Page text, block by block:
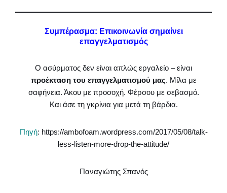
Συμπέρασμα: Επικοινωνία σημαίνει
επαγγελματισμός
Ο ασύρματος δεν είναι απλώς εργαλείο – είναι
προέκταση του επαγγελματισμού μας. Μίλα με
σαφήνεια. Άκου με προσοχή. Φέρσου με σεβασμό.
Και άσε τη γκρίνια για μετά τη βάρδια.
Πηγή: https://ambofoam.wordpress.com/2017/05/08/talk-
less-listen-more-drop-the-attitude/
Παναγιώτης Σπανός